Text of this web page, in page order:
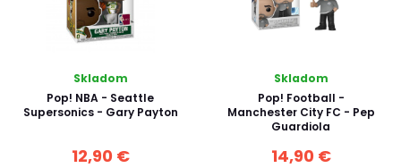
Skladom
Pop! NBA - Seattle
Supersonics - Gary Payton
12,90 €
Skladom
Pop! Football -
Manchester City FC - Pep
Guardiola
14,90 €